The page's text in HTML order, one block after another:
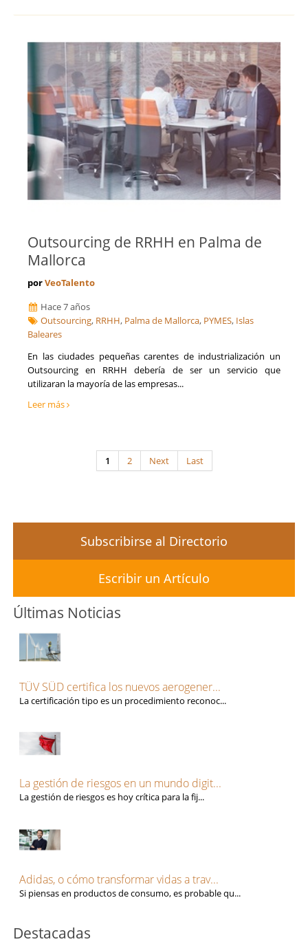
Outsourcing de RRHH en Palma de
Mallorca
porVeoTalento
Hace 7 años
Outsourcing, RRHH, Palma de Mallorca, PYMES, Islas
Baleares
En las ciudades pequeñas carentes de industrialización un
Outsourcing en RRHH debería de ser un servicio que
utilizaran la mayoría de las empresas...
Leer más
1 2 Next Last
Subscribirse al Directorio
Escribir un Artículo
Últimas Noticias
TÜV SÜD certifica los nuevos aerogener...
La certificación tipo es un procedimiento reconoc...
La gestión de riesgos en un mundo digit...
La gestión de riesgos es hoy crítica para la fij...
Adidas, o cómo transformar vidas a trav...
Si piensas en productos de consumo, es probable qu...
Destacadas